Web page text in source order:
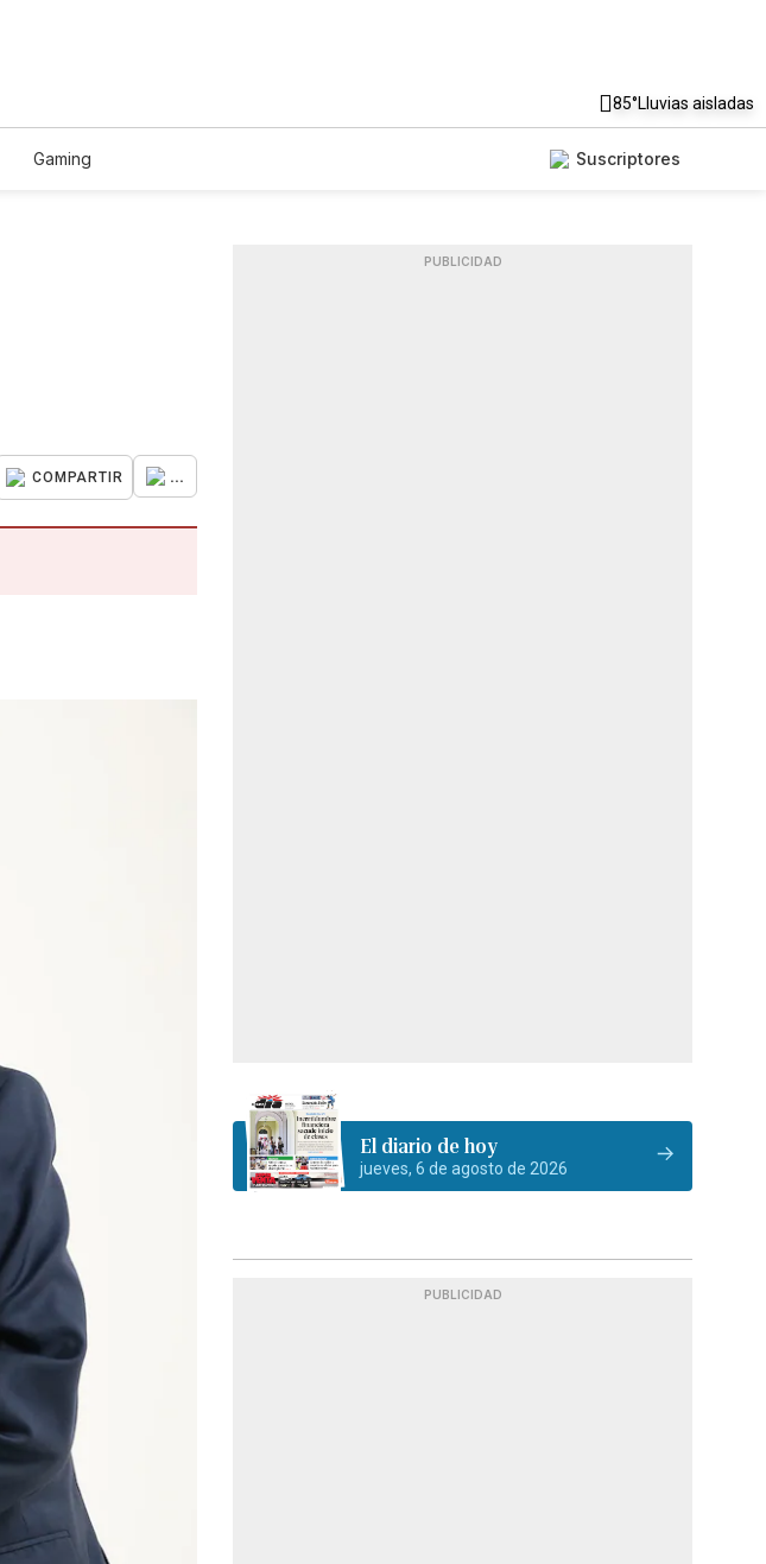
85°Lluvias aisladas
Gaming Suscriptores
COMPARTIR ...
PUBLICIDAD
El diario de hoy
jueves, 6 de agosto de 2026
PUBLICIDAD